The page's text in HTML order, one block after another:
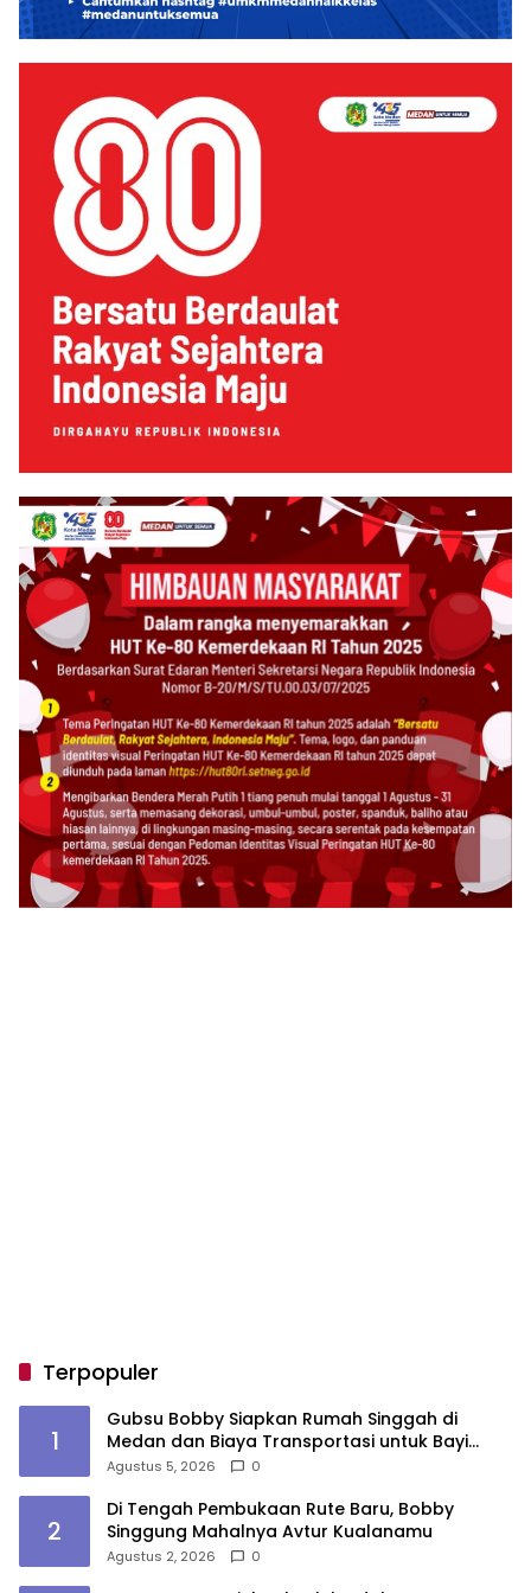
Terpopuler
1
Gubsu Bobby Siapkan Rumah Singgah di
Medan dan Biaya Transportasi untuk Bayi
Rujukan Penderita Suspek Leukemia Asal Nias
Agustus 5, 2026 0
2
Di Tengah Pembukaan Rute Baru, Bobby
Singgung Mahalnya Avtur Kualanamu
Agustus 2, 2026 0